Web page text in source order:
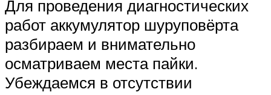
Для проведения диагностических
работ аккумулятор шуруповёрта
разбираем и внимательно
осматриваем места пайки.
Убеждаемся в отсутствии